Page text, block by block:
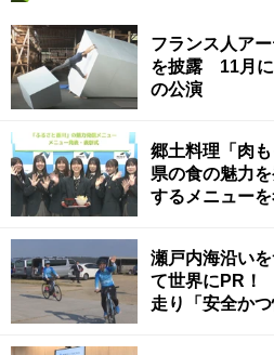
フランス人ア
を披露 11月に
の公演
郷土料理「肉も
県の食の魅力
するメニュー
瀬戸内海沿い
て世界にPR！
走り「安全か